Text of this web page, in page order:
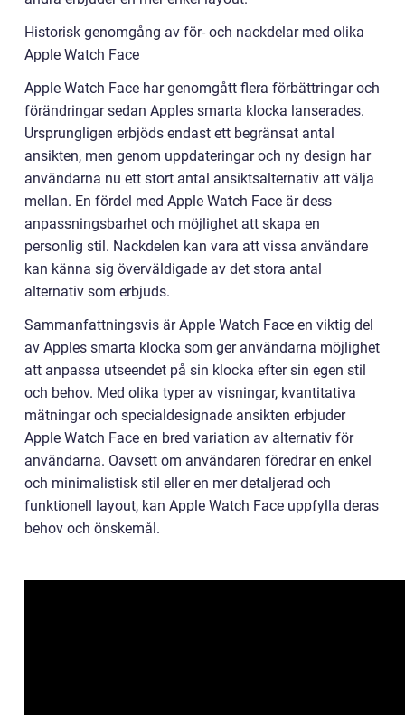
Historisk genomgång av för- och nackdelar med olika
Apple Watch Face
Apple Watch Face har genomgått flera förbättringar och
förändringar sedan Apples smarta klocka lanserades.
Ursprungligen erbjöds endast ett begränsat antal
ansikten, men genom uppdateringar och ny design har
användarna nu ett stort antal ansiktsalternativ att välja
mellan. En fördel med Apple Watch Face är dess
anpassningsbarhet och möjlighet att skapa en
personlig stil. Nackdelen kan vara att vissa användare
kan känna sig överväldigade av det stora antal
alternativ som erbjuds.
Sammanfattningsvis är Apple Watch Face en viktig del
av Apples smarta klocka som ger användarna möjlighet
att anpassa utseendet på sin klocka efter sin egen stil
och behov. Med olika typer av visningar, kvantitativa
mätningar och specialdesignade ansikten erbjuder
Apple Watch Face en bred variation av alternativ för
användarna. Oavsett om användaren föredrar en enkel
och minimalistisk stil eller en mer detaljerad och
funktionell layout, kan Apple Watch Face uppfylla deras
behov och önskemål.